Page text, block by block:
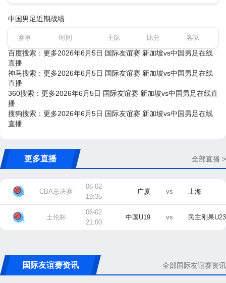
中国男足近期战绩
赛事 时间 主队 比分 客队
百度搜索：更多2026年6月5日 国际友谊赛 新加坡vs中国男足在线
直播
神马搜索：更多2026年6月5日 国际友谊赛 新加坡vs中国男足在线
直播
360搜索：更多2026年6月5日 国际友谊赛 新加坡vs中国男足在线直
播
搜狗搜索：更多2026年6月5日 国际友谊赛 新加坡vs中国男足在线
直播
更多直播 全部直播 >
CBA总决赛
06-02
19:35
广厦 vs 上海
土伦杯
06-02
21:00
中国U19 vs 民主刚果U23
国际友谊赛资讯 全部国际友谊赛资讯